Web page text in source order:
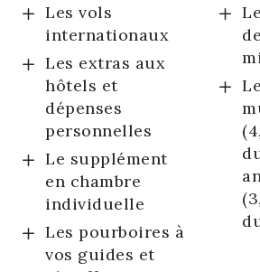
Les vols
internationaux
Les extras aux
hôtels et
dépenses
personnelles
Le supplément
en chambre
individuelle
Les pourboires à
vos guides et